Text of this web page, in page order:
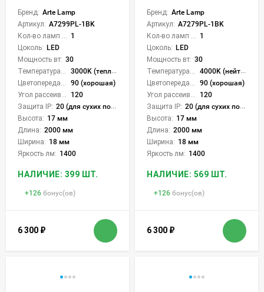
Бренд: Arte Lamp
Артикул: A7299PL-1BK
1
Цоколь: LED
Мощность вт: 30
3000K (теплый)
90 (хорошая)
120
Защита IP: 20 (для сухих пом.)
Высота: 17 мм
Длина: 2000 мм
Ширина: 18 мм
Яркость лм: 1400
НАЛИЧИЕ: 399 ШТ.
+126 бонус(ов)
6 300 ₽
Бренд: Arte Lamp
Артикул: A7279PL-1BK
1
Цоколь: LED
Мощность вт: 30
4000K (нейтральный)
90 (хорошая)
120
Защита IP: 20 (для сухих пом.)
Высота: 17 мм
Длина: 2000 мм
Ширина: 18 мм
Яркость лм: 1400
НАЛИЧИЕ: 569 ШТ.
+126 бонус(ов)
6 300 ₽